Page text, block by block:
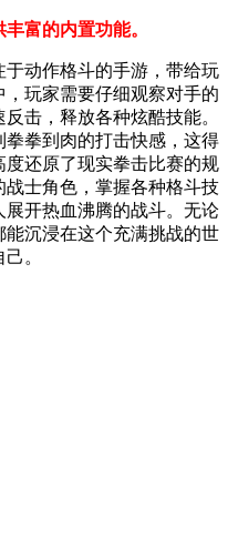
富的内置功能。
于动作格斗的手游，带给玩
玩家需要仔细观察对手的
击，释放各种炫酷技能。
拳到肉的打击快感，这得
还原了现实拳击比赛的规
士角色，掌握各种格斗技
开热血沸腾的战斗。无论
沉浸在这个充满挑战的世
。